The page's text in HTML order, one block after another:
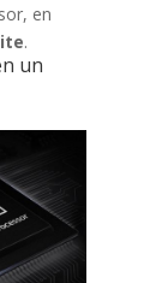
en
.
un